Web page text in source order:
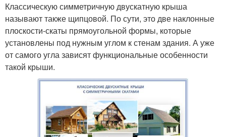
Классическую симметричную двускатную крыша
называют также щипцовой. По сути, это две наклонные
плоскости-скаты прямоугольной формы, которые
установлены под нужным углом к стенам здания. А уже
от самого угла зависят функциональные особенности
такой крыши.